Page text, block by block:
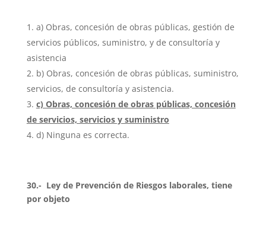
a) Obras, concesión de obras públicas, gestión de
servicios públicos, suministro, y de consultoría y
asistencia
b) Obras, concesión de obras públicas, suministro,
servicios, de consultoría y asistencia.
c) Obras, concesión de obras públicas, concesión
de servicios, servicios y suministro
d) Ninguna es correcta.
30.- Ley de Prevención de Riesgos laborales, tiene
por objeto